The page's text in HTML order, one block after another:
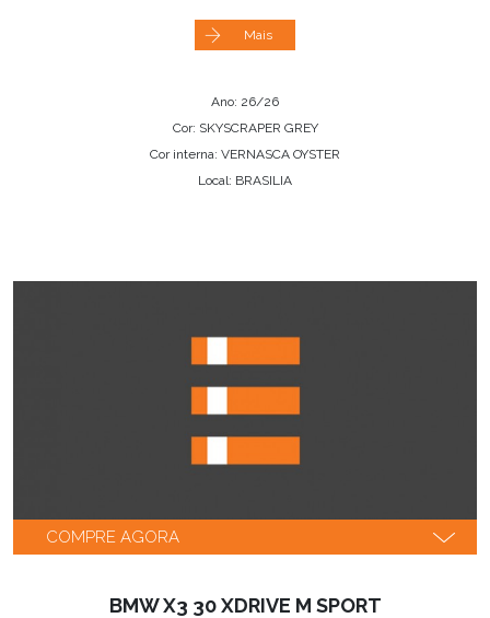
Mais
Ano: 26/26
Cor: SKYSCRAPER GREY
Cor interna: VERNASCA OYSTER
Local: BRASILIA
COMPRE AGORA
BMW X3 30 XDRIVE M SPORT